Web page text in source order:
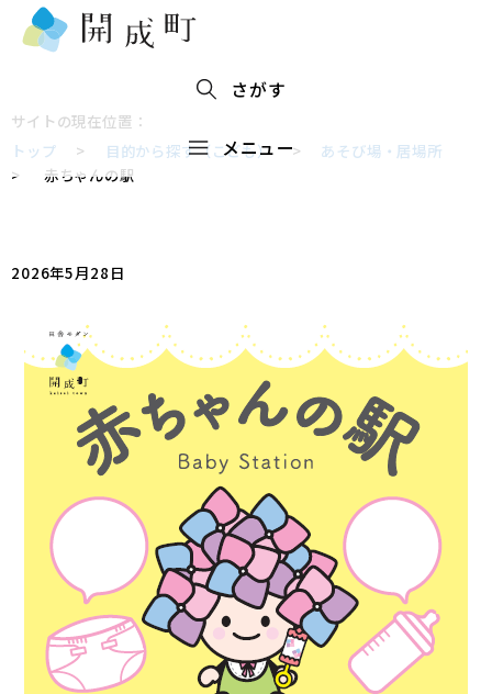
さがす
メニュー
サイトの現在位置：
トップ > 目的から探す（こども）> あそび場・居場所
>
赤ちゃんの駅
2026年5月28日